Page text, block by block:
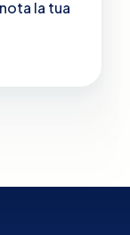
la tua